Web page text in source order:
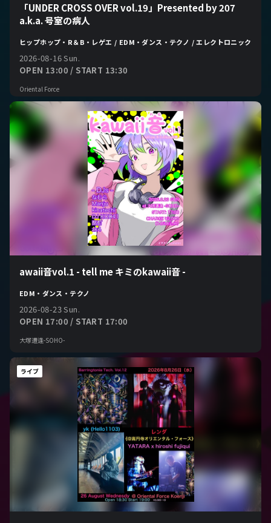
「UNDER CROSS OVER vol.19」Presented by 207
a.k.a. 号室の病人
ヒップホップ・R＆B・レゲエ / EDM・ダンス・テクノ / エレクトロニック
2026-08-16 Sun.
OPEN 13:00 / START 13:30
Oriental Force
awaii音vol.1 - tell me キミのkawaii音 -
EDM・ダンス・テクノ
2026-08-23 Sun.
OPEN 17:00 / START 17:00
大塚遭逢-SOHO-
ライブ